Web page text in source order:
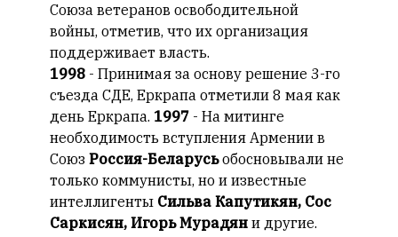
Союза ветеранов освободительной
войны, отметив, что их организация
поддерживает власть.
1998 - Принимая за основу решение 3-го
съезда СДЕ, Еркрапа отметили 8 мая как
день Еркрапа. 1997 - На митинге
необходимость вступления Армении в
Союз Россия-Беларусьобосновывали не
только коммунисты, но и известные
интеллигенты Сильва Капутикян, Сос
Саркисян, Игорь Мурадян и другие.